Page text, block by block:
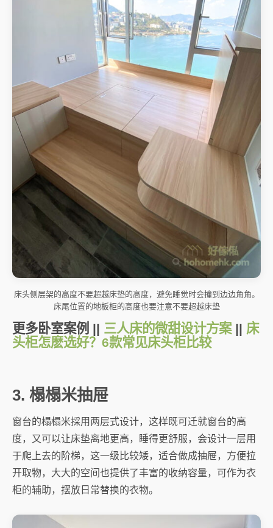
床头侧层架的高度不要超越床垫的高度，避免睡觉时会撞到边边角角。
床尾位置的地板柜的高度也要注意不要超越床垫
更多卧室案例 || 三人床的微甜设计方案|| 床
头柜怎麽选好？6款常见床头柜比较
3. 榻榻米抽屉
窗台的榻榻米採用两层式设计，这样既可迁就窗台的高
度，又可以让床垫离地更高，睡得更舒服，会设计一层用
于爬上去的阶梯，这一级比较矮，适合做成抽屉，方便拉
开取物，大大的空间也提供了丰富的收纳容量，可作为衣
柜的辅助，摆放日常替换的衣物。